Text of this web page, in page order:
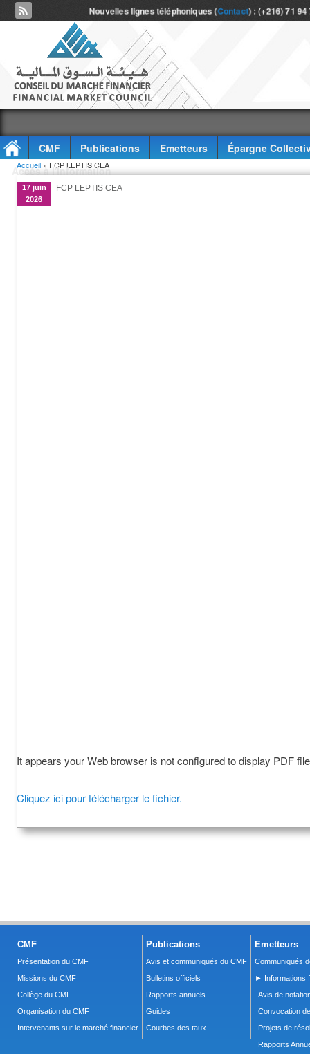
Nouvelles lignes téléphoniques (Contact) : (+216) 71
CMF Publications Emetteurs
Épargne
Accès à l'information
Vous êtes ici
Accueil » FCP LEPTIS CEA
17 juin
2026
FCP LEPTIS CEA
It appears your Web browser is not configured to display PDF
Cliquez ici pour télécharger le fichier.
CMF
Présentation du CMF
Missions du CMF
Collège du CMF
Organisation du CMF
Intervenants sur le marché financier
Publications
Avis et communiqués du CMF
Bulletins officiels
Rapports annuels
Guides
Courbes des taux
Emetteurs
Communiqués
► Informations
Avis de
Convocation
Projets de
Rapports